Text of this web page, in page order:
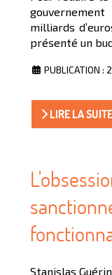
milliards
présenté un
PUBLICATION :
LIRE LA
Stanislas